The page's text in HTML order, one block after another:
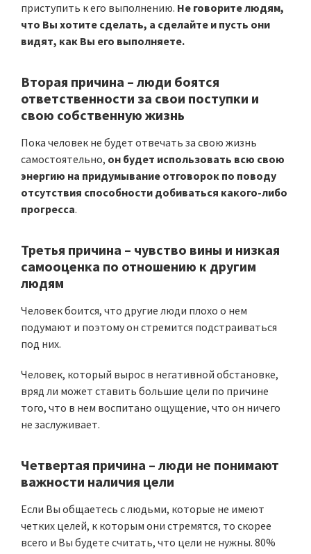
приступить к его выполнению. Не говорите людям,
что Вы хотите сделать, а сделайте и пусть они
видят, как Вы его выполняете.
Вторая причина – люди боятся
ответственности за свои поступки и
свою собственную жизнь
Пока человек не будет отвечать за свою жизнь
самостоятельно, он будет использовать всю свою
энергию на придумывание отговорок по поводу
отсутствия способности добиваться какого-либо
прогресса.
Третья причина – чувство вины и низкая
самооценка по отношению к другим
людям
Человек боится, что другие люди плохо о нем
подумают и поэтому он стремится подстраиваться
под них.
Человек, который вырос в негативной обстановке,
вряд ли может ставить большие цели по причине
того, что в нем воспитано ощущение, что он ничего
не заслуживает.
Четвертая причина – люди не понимают
важности наличия цели
Если Вы общаетесь с людьми, которые не имеют
четких целей, к которым они стремятся, то скорее
всего и Вы будете считать, что цели не нужны. 80%